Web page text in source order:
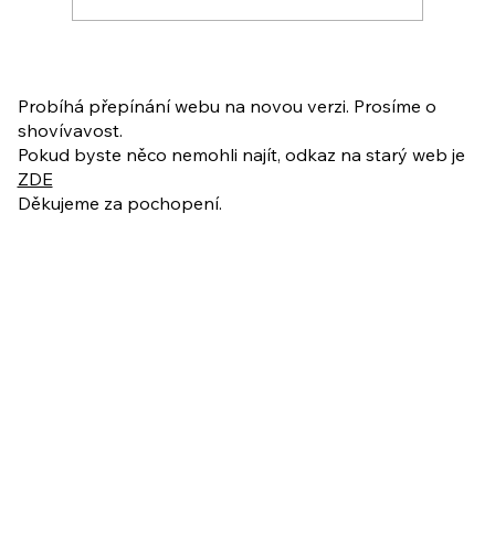
ukázkové lekce
Probíhá přepínání webu na novou verzi. Prosíme o
shovívavost.
Pokud byste něco nemohli najít, odkaz na starý web je
ZDE
Děkujeme za pochopení.